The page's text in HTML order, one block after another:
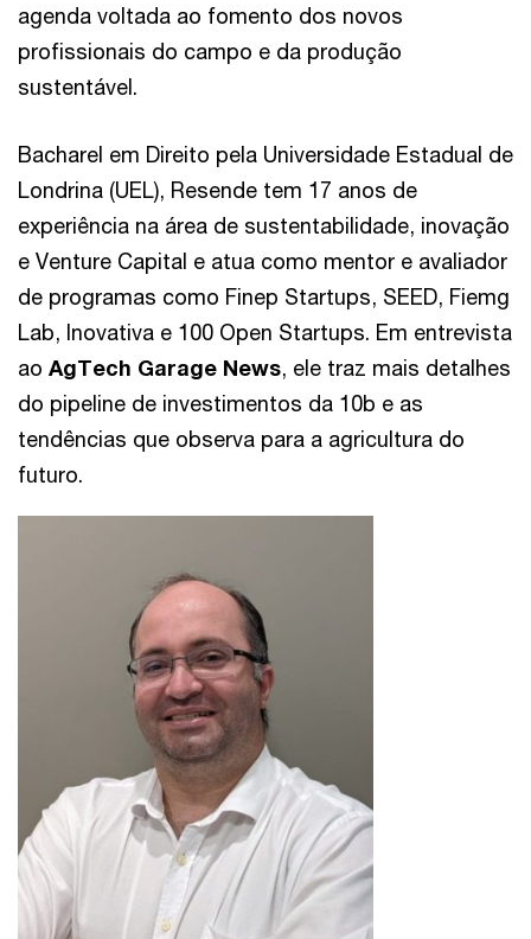
agenda voltada ao fomento dos novos
profissionais do campo e da produção
sustentável.
Bacharel em Direito pela Universidade Estadual de
Londrina (UEL), Resende tem 17 anos de
experiência na área de sustentabilidade, inovação
e Venture Capital e atua como mentor e avaliador
de programas como Finep Startups, SEED, Fiemg
Lab, Inovativa e 100 Open Startups. Em entrevista
ao AgTech Garage News, ele traz mais detalhes
do pipeline de investimentos da 10b e as
tendências que observa para a agricultura do
futuro.